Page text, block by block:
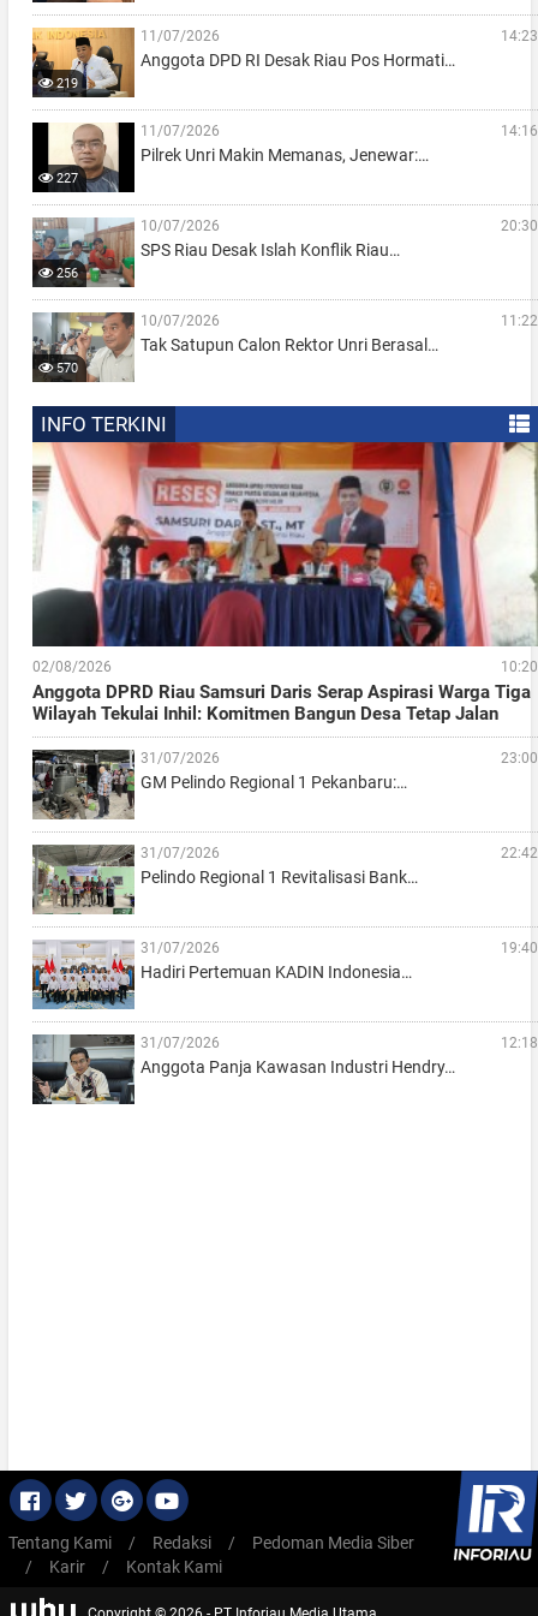
219
11/07/2026 14:23
Anggota DPD RI Desak Riau Pos Hormati…
227
11/07/2026 14:16
Pilrek Unri Makin Memanas, Jenewar:…
256
10/07/2026 20:30
SPS Riau Desak Islah Konflik Riau…
570
10/07/2026 11:22
Tak Satupun Calon Rektor Unri Berasal…
INFO TERKINI
02/08/2026 10:20
Anggota DPRD Riau Samsuri Daris Serap Aspirasi Warga Tiga
Wilayah Tekulai Inhil: Komitmen Bangun Desa Tetap Jalan
31/07/2026 23:00
GM Pelindo Regional 1 Pekanbaru:…
31/07/2026 22:42
Pelindo Regional 1 Revitalisasi Bank…
31/07/2026 19:40
Hadiri Pertemuan KADIN Indonesia…
31/07/2026 12:18
Anggota Panja Kawasan Industri Hendry…
Tentang Kami / Redaksi /
Pedoman Media Siber
/
Karir / Kontak Kami